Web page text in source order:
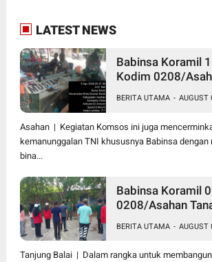
LATEST NEWS
Babinsa Koramil
Kodim 0208/
Dengan Warga
Binaan
BERITA UTAMA - AUGUST
Asahan | Kegiatan Komsos ini juga
kemanunggalan TNI khususnya Babinsa
bina...
Babinsa Koramil
0208/Asahan
Kepada Siswa-
Kota Tanjung Balai
BERITA UTAMA - AUGUST
Tanjung Balai | Dalam rangka untuk